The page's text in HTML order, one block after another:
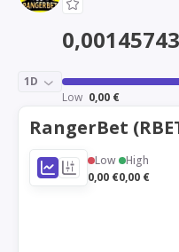
1D
Low 0,00 €
RangerBet
Low
0,00 €
High
0,00 €